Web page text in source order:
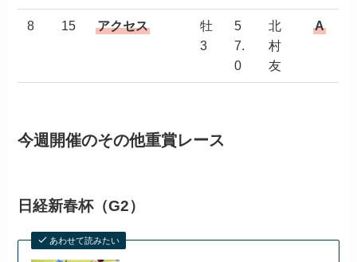
8 15 アクセス
牡
3
5
7.
0
北
村
友
A
今週開催のその他重賞レース
日経新春杯（G2）
あわせて読みたい